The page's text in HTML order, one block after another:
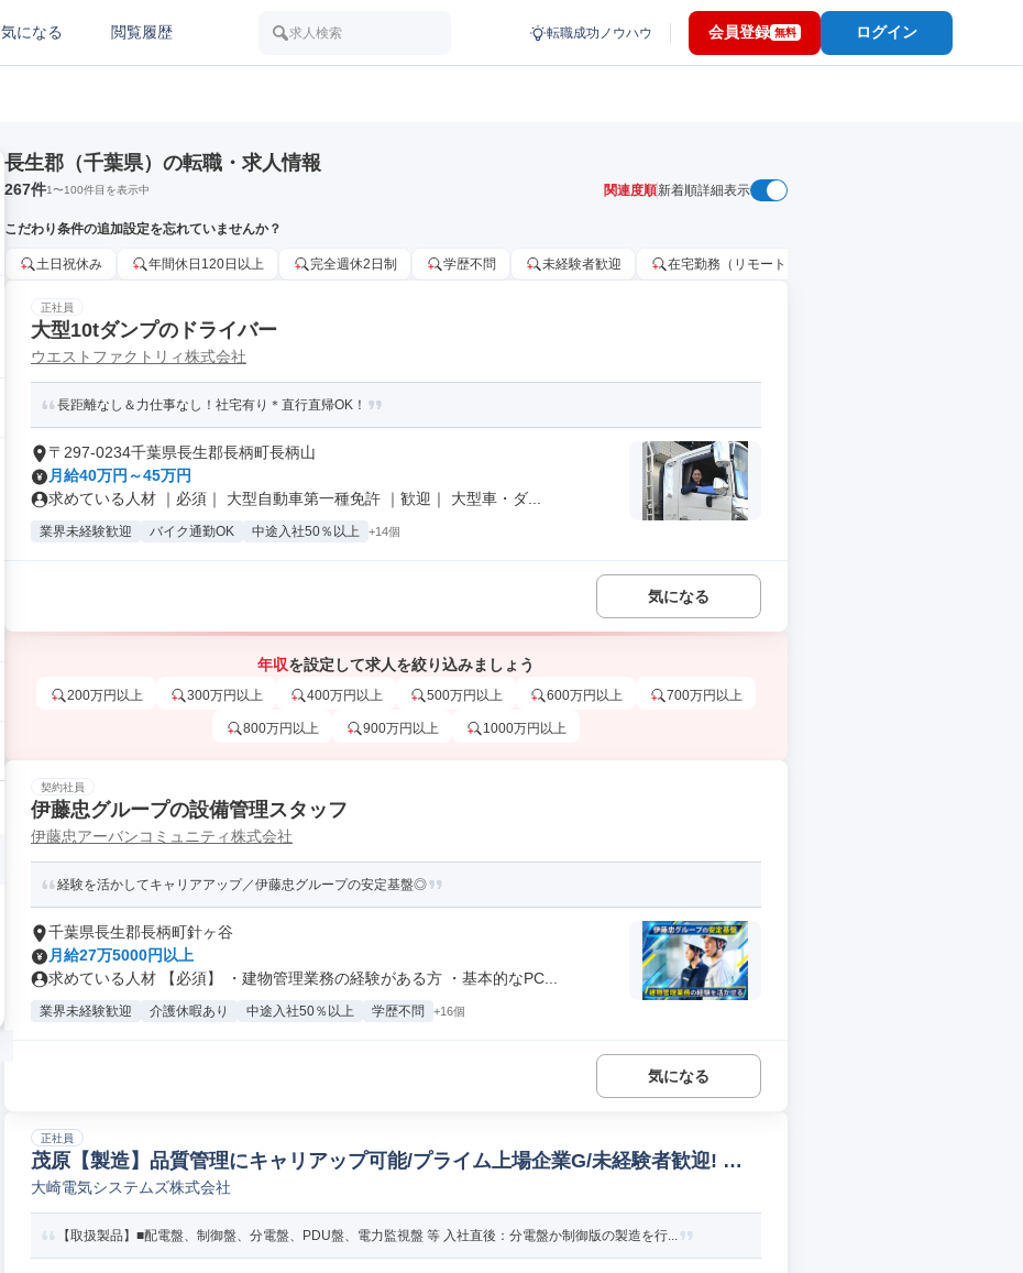
気になる 閲覧履歴 求人検索 転職成功ノウハウ 会員登録 無料 ログイン
長生郡（千葉県）の転職・求人情報
267件1〜100件目を表示中 関連度順新着順詳細表示
こだわり条件の追加設定を忘れていませんか？
土日祝休み 年間休日120日以上 完全週休2日制 学歴不問 未経験者歓迎 在宅勤務（リモートワーク）OK
正社員
大型10tダンプのドライバー
ウエストファクトリィ株式会社
長距離なし＆力仕事なし！社宅有り＊直行直帰OK！
〒297-0234千葉県長生郡長柄町長柄山
月給40万円～45万円
求めている人材 ｜必須｜ 大型自動車第一種免許 ｜歓迎｜ 大型車・ダ...
業界未経験歓迎 バイク通勤OK 中途入社50％以上 +14個
気になる
年収を設定して求人を絞り込みましょう
200万円以上 300万円以上 400万円以上 500万円以上 600万円以上 700万円以上
800万円以上 900万円以上 1000万円以上
契約社員
伊藤忠グループの設備管理スタッフ
伊藤忠アーバンコミュニティ株式会社
経験を活かしてキャリアアップ／伊藤忠グループの安定基盤◎
千葉県長生郡長柄町針ヶ谷
月給27万5000円以上
求めている人材 【必須】 ・建物管理業務の経験がある方 ・基本的なPC...
業界未経験歓迎 介護休暇あり 中途入社50％以上 学歴不問 +16個
気になる
正社員
茂原【製造】品質管理にキャリアップ可能/プライム上場企業G/未経験者歓迎! 建
築製品品質管理
大崎電気システムズ株式会社
【取扱製品】■配電盤、制御盤、分電盤、PDU盤、電力監視盤 等 入社直後：分電盤か制御版の製造を行...